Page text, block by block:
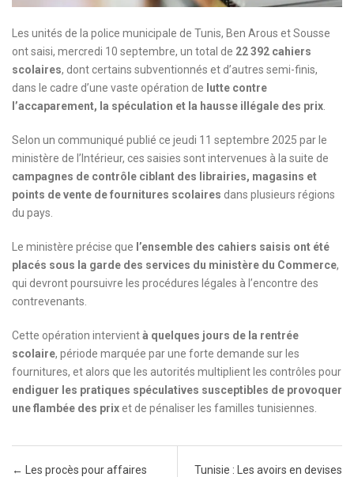
Les unités de la police municipale de Tunis, Ben Arous et Sousse
ont saisi, mercredi 10 septembre, un total de 22 392 cahiers
scolaires, dont certains subventionnés et d’autres semi-finis,
dans le cadre d’une vaste opération de lutte contre
l’accaparement, la spéculation et la hausse illégale des prix
Selon un communiqué publié ce jeudi 11 septembre 2025 par le
ministère de l’Intérieur, ces saisies sont intervenues à la suite de
campagnes de contrôle ciblant des librairies, magasins et
points de vente de fournitures scolaires dans plusieurs régions
du pays.
Le ministère précise que l’ensemble des cahiers saisis ont été
placés sous la garde des services du ministère du Commerce,
qui devront poursuivre les procédures légales à l’encontre des
contrevenants.
Cette opération intervientà quelques jours de la rentrée
scolaire, période marquée par une forte demande sur les
fournitures, et alors que les autorités multiplient les contrôles pour
endiguer les pratiques spéculatives susceptibles de provoquer
une flambée des prixet de pénaliser les familles tunisiennes.
Post navigation
←
Les procès pour affaires
Tunisie : Les avoirs en devises